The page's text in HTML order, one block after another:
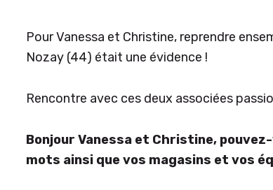
Pour Vanessa et Christine, reprendre
Nozay (44) était une évidence !
Rencontre avec ces deux associées
Bonjour Vanessa et Christine,
mots ainsi que vos magasins et vos